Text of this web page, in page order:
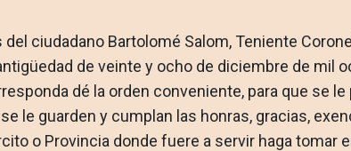
ciudadano Bartolomé Salom, Teniente
de veinte y ocho de diciembre de mil
dé la orden conveniente, para que se
le guar­den y cumplan las honras, gracias,
o Provincia donde fuere a servir haga tomar